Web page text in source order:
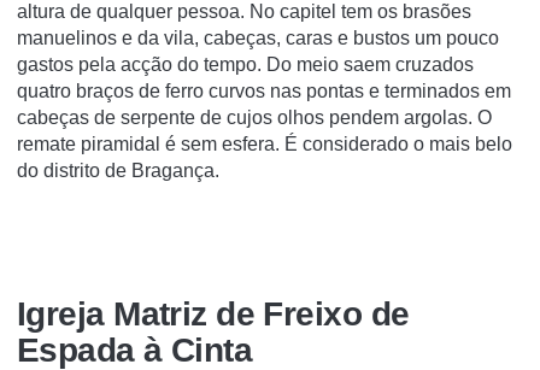
altura de qualquer pessoa. No capitel tem os brasões
manuelinos e da vila, cabeças, caras e bustos um pouco
gastos pela acção do tempo. Do meio saem cruzados
quatro braços de ferro curvos nas pontas e terminados em
cabeças de serpente de cujos olhos pendem argolas. O
remate piramidal é sem esfera. É considerado o mais belo
do distrito de Bragança.
Igreja Matriz de Freixo de
Espada à Cinta